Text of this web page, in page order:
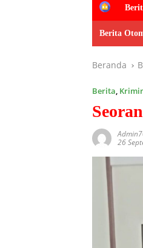
H
m
e
Berita
Beranda
Berita,
26